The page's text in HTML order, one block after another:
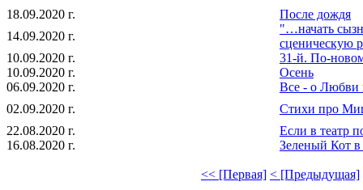
18.09.2020 г.
После дождя
14.09.2020 г.
"…начать
сценическую
10.09.2020 г.
31-й. По-
10.09.2020 г.
Осень
06.09.2020 г.
Все - о Любви
02.09.2020 г.
Стихи про
22.08.2020 г.
Если в театр
16.08.2020 г.
Зеленый Кот в
<< [Первая] < [Предыдущая]